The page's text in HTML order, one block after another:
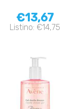
€13,67
Listino: €14,75